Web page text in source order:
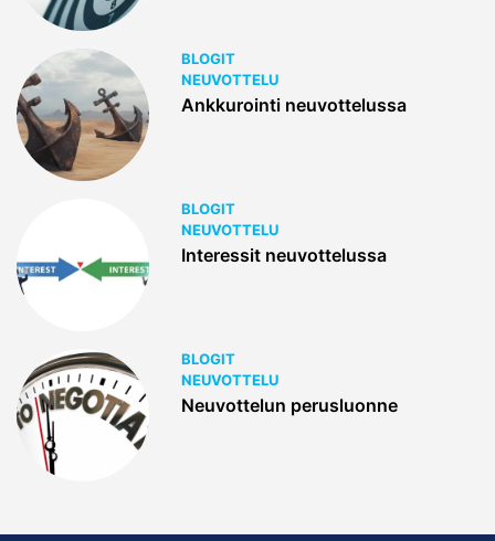
BLOGIT
NEUVOTTELU
Ankkurointi neuvottelussa
BLOGIT
NEUVOTTELU
Interessit neuvottelussa
BLOGIT
NEUVOTTELU
Neuvottelun perusluonne